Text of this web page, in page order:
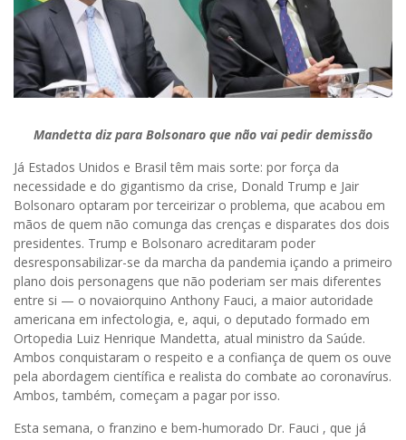
Mandetta diz para Bolsonaro que não vai pedir demissão
Já Estados Unidos e Brasil têm mais sorte: por força da
necessidade e do gigantismo da crise, Donald Trump e Jair
Bolsonaro optaram por terceirizar o problema, que acabou em
mãos de quem não comunga das crenças e disparates dos dois
presidentes. Trump e Bolsonaro acreditaram poder
desresponsabilizar-se da marcha da pandemia içando a primeiro
plano dois personagens que não poderiam ser mais diferentes
entre si — o novaiorquino Anthony Fauci, a maior autoridade
americana em infectologia, e, aqui, o deputado formado em
Ortopedia Luiz Henrique Mandetta, atual ministro da Saúde.
Ambos conquistaram o respeito e a confiança de quem os ouve
pela abordagem científica e realista do combate ao coronavírus.
Ambos, também, começam a pagar por isso.
Esta semana, o franzino e bem-humorado Dr. Fauci , que já